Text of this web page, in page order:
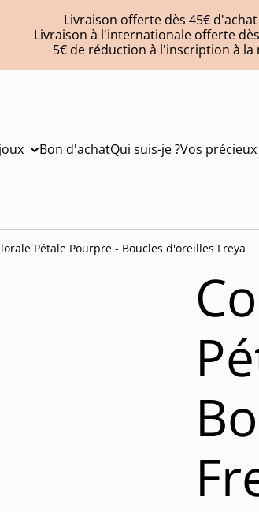
Livraison offerte dès 45€ d'achat
Livraison à l'internationale offerte
5€ de réduction à l'inscription à la
Bon d'achatQui suis-je ?Vos précieux
Pétale Pourpre - Boucles d'oreilles Freya